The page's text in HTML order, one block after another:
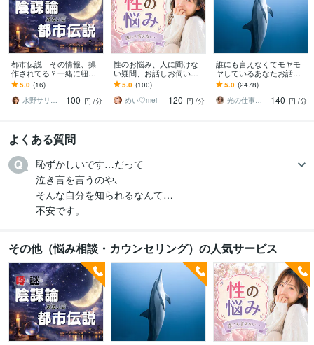
都市伝説｜その情報、操
作されてる？一緒に紐解
きます 陰謀論本当に偶
然？その直感、否定しま
せん。全部お聞きしま
5.0 (16)
水野サリー✨優しく寄り添う話し相手
100 円 /分
性のお悩み、人に聞けな
い疑問、お話しお伺いし
ます 男女の性のお悩み、
人に聞けないお話し何で
もどうぞ！♡
5.0 (100)
めい♡mei
120 円 /分
誰にも言えなくてモヤモ
ヤしているあなたお話伺
います ひとりで抱え込ま
ないで！ちょっと聞いて
ほしい！でも大丈夫❤️
5.0 (2478)
光の仕事人☆picari
140 円 /分
よくある質問
恥ずかしいです…だって
泣き言を言うのや､
そんな自分を知られるなんて…
不安です。
その他（悩み相談・カウンセリング）の人気サービス